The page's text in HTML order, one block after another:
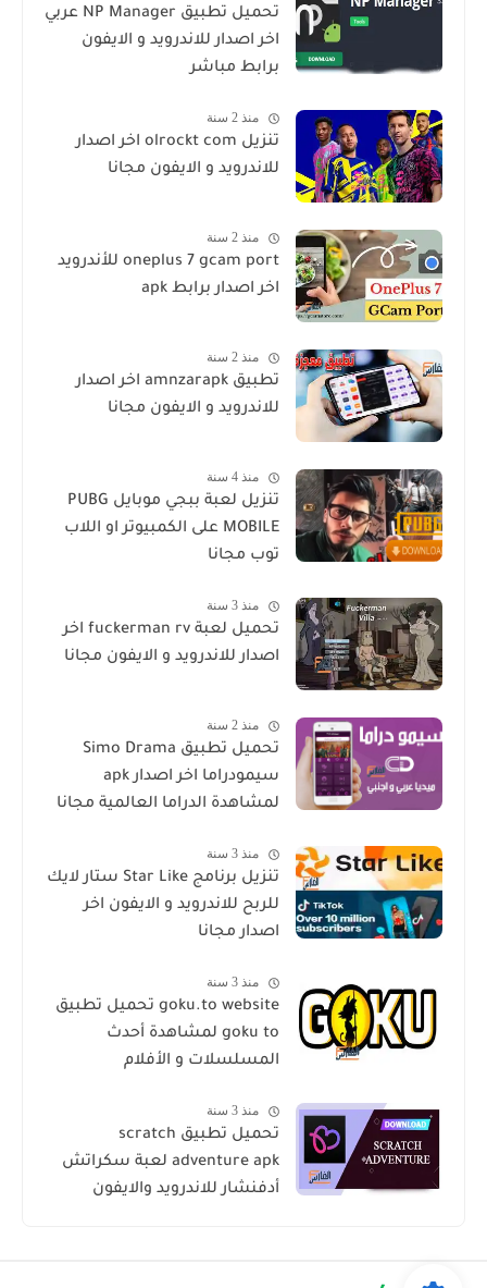
تحميل تطبيق NP Manager عربي
اخر اصدار للاندرويد و الايفون
برابط مباشر
منذ 2 سنة
تنزيل olrockt com اخر اصدار
للاندرويد و الايفون مجانا
منذ 2 سنة
oneplus 7 gcam port للأندرويد
اخر اصدار برابط apk
منذ 2 سنة
تطبيق amnzarapk اخر اصدار
للاندرويد و الايفون مجانا
منذ 4 سنة
تنزيل لعبة ببجي موبايل PUBG
MOBILE على الكمبيوتر او اللاب
توب مجانا
منذ 3 سنة
تحميل لعبة fuckerman rv اخر
اصدار للاندرويد و الايفون مجانا
منذ 2 سنة
تحميل تطبيق Simo Drama
سيمودراما اخر اصدار apk
لمشاهدة الدراما العالمية مجانا
منذ 3 سنة
تنزيل برنامج Star Like ستار لايك
للربح للاندرويد و الايفون اخر
اصدار مجانا
منذ 3 سنة
goku.to website تحميل تطبيق
goku to لمشاهدة أحدث
المسلسلات و الأفلام
منذ 3 سنة
تحميل تطبيق scratch
adventure apk لعبة سكراتش
أدفنشار للاندرويد والايفون